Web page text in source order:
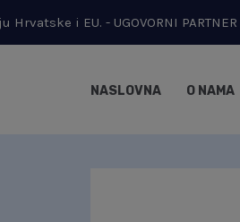
i EU. - UGOVORNI PARTNER
NASLOVNA O NAMA